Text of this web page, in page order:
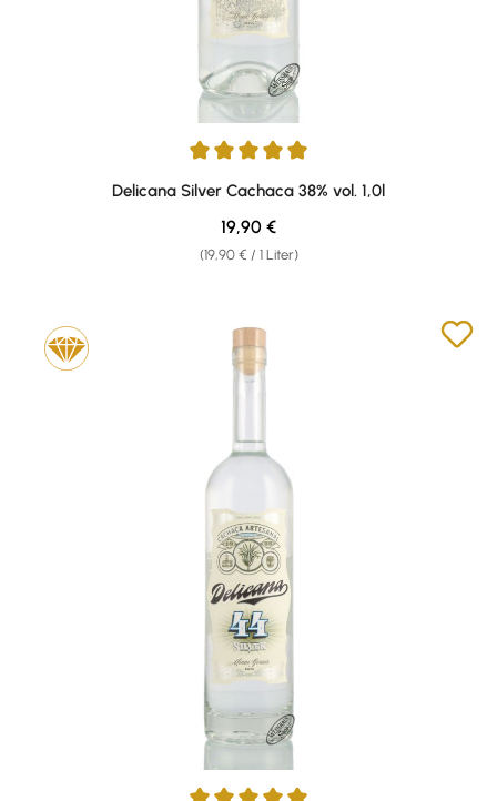
Durchschnittliche Bewertung von 4.88 von 5 Sternen
Delicana Silver Cachaca 38% vol. 1,0l
(19,90 € / 1 Liter)
Regulärer Preis:
19,90 €